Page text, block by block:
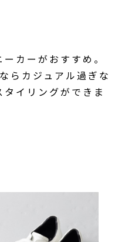
カーがおすすめ。
らカジュアル過ぎな
イリングができま